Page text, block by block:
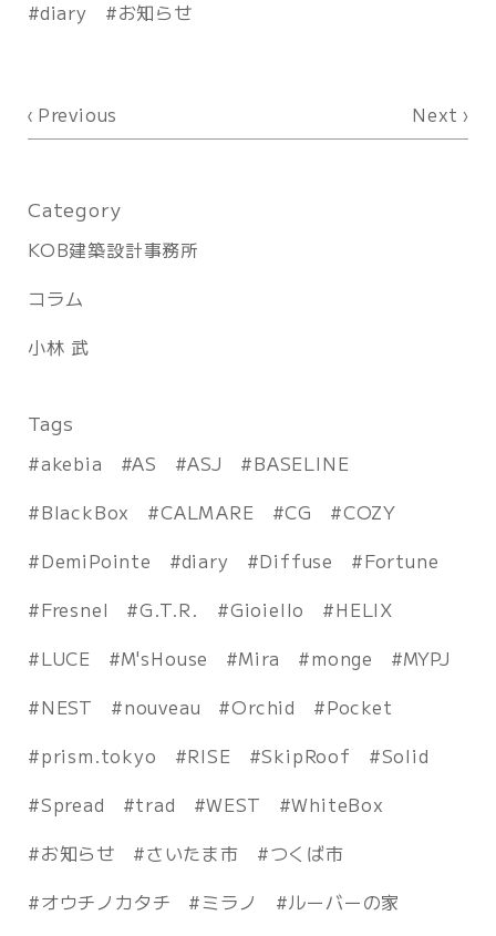
diary お知らせ
Previous Next
Category
KOB建築設計事務所
コラム
小林 武
Tags
akebia AS ASJ
BASELINE
BlackBox
CALMARE CG
COZY
DemiPointe
diary Diffuse
Fortune
Fresnel
G.T.R. Gioiello
HELIX
LUCE
M'sHouse Mira monge
MYPJ
NEST
nouveau Orchid
Pocket
prism.tokyo
RISE SkipRoof
Solid
Spread
trad WEST
WhiteBox
お知らせ
さいたま市
つくば市
オウチノカタチ
ミラノ
ルーバーの家